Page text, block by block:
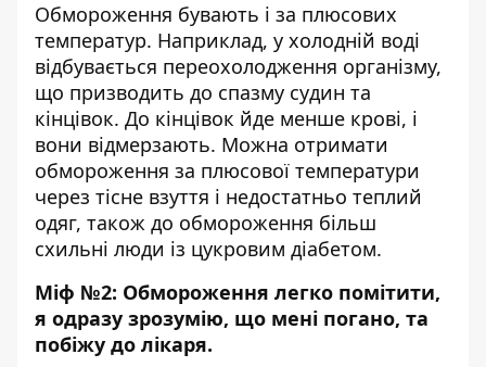
Обмороження бувають і за плюсових
температур. Наприклад, у холодній воді
відбувається переохолодження організму,
що призводить до спазму судин та
кінцівок. До кінцівок йде менше крові, і
вони відмерзають. Можна отримати
обмороження за плюсової температури
через тісне взуття і недостатньо теплий
одяг, також до обмороження більш
схильні люди із цукровим діабетом.
Міф №2: Обмороження легко помітити,
я одразу зрозумію, що мені погано, та
побіжу до лікаря.